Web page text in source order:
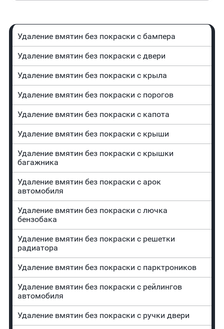
Удаление вмятин без покраски с бампера
Удаление вмятин без покраски с двери
Удаление вмятин без покраски с крыла
Удаление вмятин без покраски с порогов
Удаление вмятин без покраски с капота
Удаление вмятин без покраски с крыши
Удаление вмятин без покраски с крышки
багажника
Удаление вмятин без покраски с арок
автомобиля
Удаление вмятин без покраски с лючка
бензобака
Удаление вмятин без покраски с решетки
радиатора
Удаление вмятин без покраски с парктроников
Удаление вмятин без покраски с рейлингов
автомобиля
Удаление вмятин без покраски с ручки двери